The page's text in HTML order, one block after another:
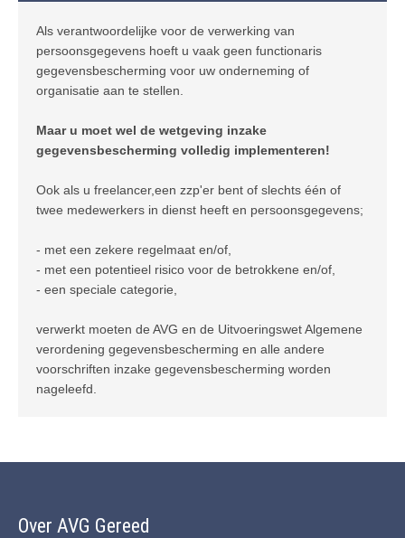
Als verantwoordelijke voor de verwerking van
persoonsgegevens hoeft u vaak geen functionaris
gegevensbescherming voor uw onderneming of
organisatie aan te stellen.
Maar u moet wel de wetgeving inzake
gegevensbescherming volledig implementeren!
Ook als u freelancer,een zzp'er bent of slechts één of
twee medewerkers in dienst heeft en persoonsgegevens;
- met een zekere regelmaat en/of,
- met een potentieel risico voor de betrokkene en/of,
- een speciale categorie,
verwerkt moeten de AVG en de Uitvoeringswet Algemene
verordening gegevensbescherming en alle andere
voorschriften inzake gegevensbescherming worden
nageleefd.
Over AVG Gereed